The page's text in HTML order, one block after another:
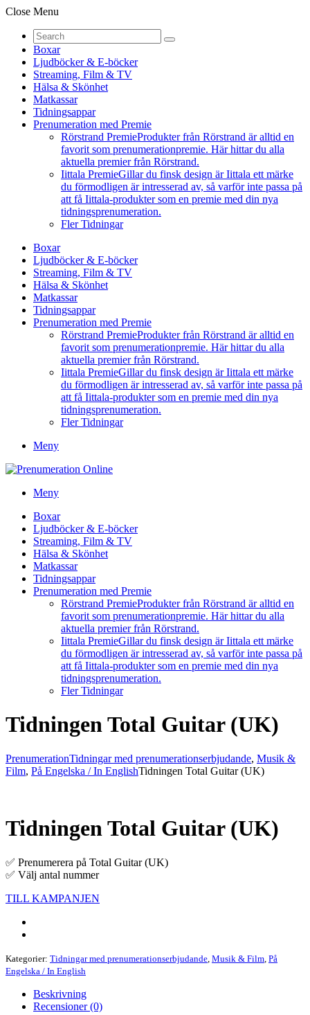
Close Menu
Boxar
Ljudböcker & E-böcker
Streaming, Film & TV
Hälsa & Skönhet
Matkassar
Tidningsappar
Prenumeration med Premie
Rörstrand PremieProdukter från Rörstrand är alltid en
favorit som prenumerationpremie. Här hittar du alla
aktuella premier från Rörstrand.
Iittala PremieGillar du finsk design är Iittala ett märke
du förmodligen är intresserad av, så varför inte passa på
att få Iittala-produkter som en premie med din nya
tidningsprenumeration.
Fler Tidningar
Boxar
Ljudböcker & E-böcker
Streaming, Film & TV
Hälsa & Skönhet
Matkassar
Tidningsappar
Prenumeration med Premie
Rörstrand PremieProdukter från Rörstrand är alltid en
favorit som prenumerationpremie. Här hittar du alla
aktuella premier från Rörstrand.
Iittala PremieGillar du finsk design är Iittala ett märke
du förmodligen är intresserad av, så varför inte passa på
att få Iittala-produkter som en premie med din nya
tidningsprenumeration.
Fler Tidningar
Meny
Meny
Boxar
Ljudböcker & E-böcker
Streaming, Film & TV
Hälsa & Skönhet
Matkassar
Tidningsappar
Prenumeration med Premie
Rörstrand PremieProdukter från Rörstrand är alltid en
favorit som prenumerationpremie. Här hittar du alla
aktuella premier från Rörstrand.
Iittala PremieGillar du finsk design är Iittala ett märke
du förmodligen är intresserad av, så varför inte passa på
att få Iittala-produkter som en premie med din nya
tidningsprenumeration.
Fler Tidningar
Tidningen Total Guitar (UK)
PrenumerationTidningar med prenumerationserbjudande, Musik &
Film, På Engelska / In EnglishTidningen Total Guitar (UK)
Tidningen Total Guitar (UK)
✅ Prenumerera på Total Guitar (UK)
✅ Välj antal nummer
TILL KAMPANJEN
Kategorier: Tidningar med prenumerationserbjudande Musik & Film På
Engelska / In English
Beskrivning
Recensioner (0)